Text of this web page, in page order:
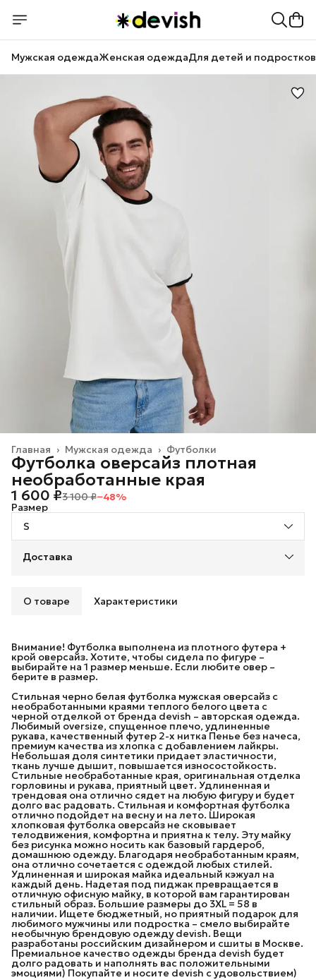
Мужская одеждаЖенская одеждаДля детей и подростков
Футболки
Мужская одежда ›
Главная ›
Футболка оверсайз плотная
необработанные края
1 600 ₽3 100 ₽−48%
Размер
S
Доставка
О товаре Характеристики
Внимание! Футболка выполнена из плотного футера +
крой оверсайз. Хотите, чтобы сидела по фигуре –
выбирайте на 1 размер меньше. Если любите овер –
берите в размер.
Стильная черно белая футболка мужская оверсайз с
необработанными краями теплого белого цвета с
черной отделкой от бренда devish – авторская одежда.
Любимый oversize, спущенное плечо, удлиненные
рукава, качественный футер 2-х нитка Пенье без начеса,
премиум качества из хлопка с добавлением лайкры.
Небольшая доля синтетики придает эластичности,
ткань лучше дышит, повышается износостойкость.
Стильные необработанные края, оригинальная отделка
горловины и рукава, приятный цвет. Удлиненная и
трендовая она отлично сядет на любую фигуру и будет
долго вас радовать. Стильная и комфортная футболка
отлично подойдет на весну и на лето. Широкая
хлопковая футболка оверсайз не сковывает
телодвижения, комфортна и приятна к телу. Эту майку
без рисунка можно носить как базовый гардероб,
домашнюю одежду. Благодаря необработанным краям,
она отлично сочетается с одеждой любых стилей.
Удлиненная и широкая майка идеальный кэжуал на
каждый день. Надетая под пиджак превращается в
отличную офисную майку, в которой вам гарантирован
стильный образ. Большие размеры до 3XL = 58 в
наличии. Ищете бюджетный, но приятный подарок для
любимого мужчины или подростка – смело выбирайте
необычную брендовую одежду devish. Вещи
разработаны российским дизайнером и сшиты в Москве.
Премиальное качество одежды бренда devish будет
долго радовать и наполнять вас положительными
эмоциями) Покупайте и носите devish с удовольствием)